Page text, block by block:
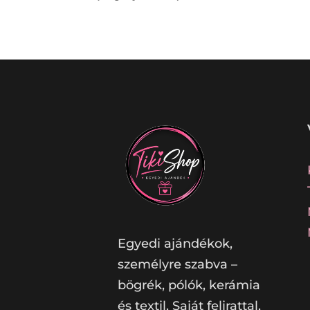
Egyedi ajándékok,
személyre szabva –
bögrék, pólók, kerámia
és textil. Saját felirattal,